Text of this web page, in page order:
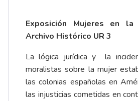
Exposición Mujeres en la
Archivo Histórico UR 3
La lógica jurídica y la
moralistas sobre la mujer
las colonias españolas en
las injusticias cometidas en